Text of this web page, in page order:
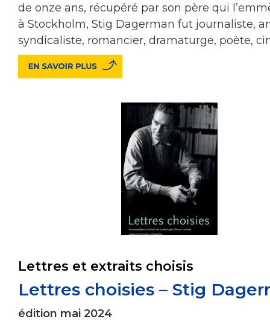
de onze ans, récupéré par son père qui
à Stockholm, Stig Dagerman fut journaliste,
syndicaliste, romancier, dramaturge, poète,
Lettres et extraits choisis
Lettres choisies – Stig
édition mai 2024